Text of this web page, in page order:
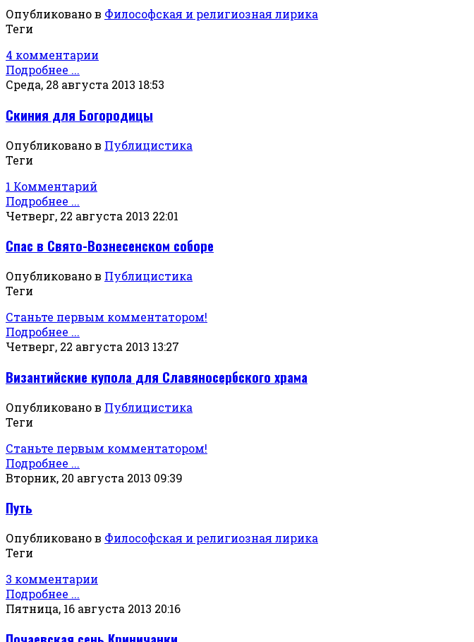
Опубликовано в Философская и религиозная лирика
Теги
4 комментарии
Подробнее ...
Среда, 28 августа 2013 18:53
Скиния для Богородицы
Опубликовано в Публицистика
Теги
1 Комментарий
Подробнее ...
Четверг, 22 августа 2013 22:01
Спас в Свято-Вознесенском соборе
Опубликовано в Публицистика
Теги
Станьте первым комментатором!
Подробнее ...
Четверг, 22 августа 2013 13:27
Византийские купола для Славяносербского храма
Опубликовано в Публицистика
Теги
Станьте первым комментатором!
Подробнее ...
Вторник, 20 августа 2013 09:39
Путь
Опубликовано в Философская и религиозная лирика
Теги
3 комментарии
Подробнее ...
Пятница, 16 августа 2013 20:16